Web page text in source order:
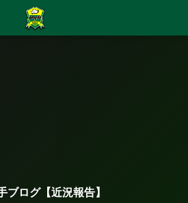
ブログ【近況報告】